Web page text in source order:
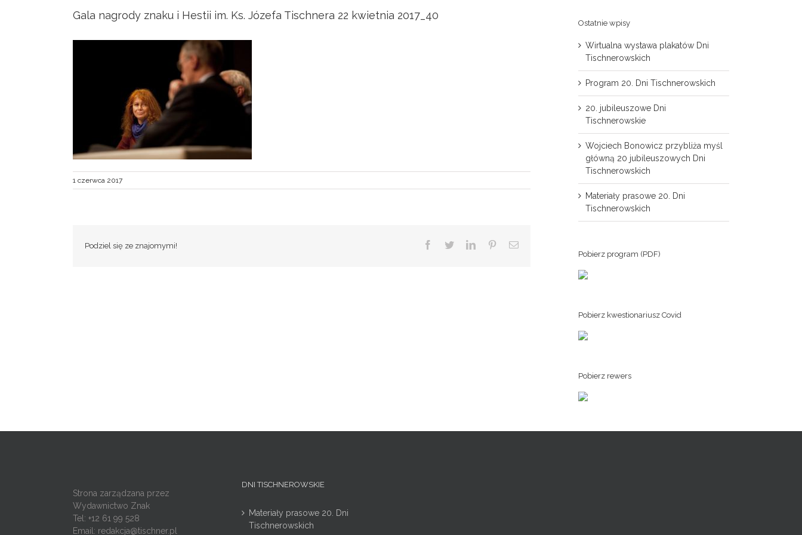
Gala nagrody znaku i Hestii im. Ks. Józefa Tischnera 22 kwietnia 2017_40
1 czerwca 2017
Podziel się ze znajomymi! Facebook
TwitterLinkedInPinterestEmail
Ostatnie wpisy
Wirtualna wystawa plakatów Dni
Tischnerowskich
Program 20. Dni Tischnerowskich
20. jubileuszowe Dni
Tischnerowskie
Wojciech Bonowicz przybliża myśl
główną 20 jubileuszowych Dni
Tischnerowskich
Materiały prasowe 20. Dni
Tischnerowskich
Pobierz program (PDF)
Pobierz kwestionariusz Covid
Pobierz rewers
Strona zarządzana przez
Wydawnictwo Znak
Tel: +12 61 99 528
Email: redakcja@tischner.pl
DNI TISCHNEROWSKIE
Materiały prasowe 20. Dni
Tischnerowskich